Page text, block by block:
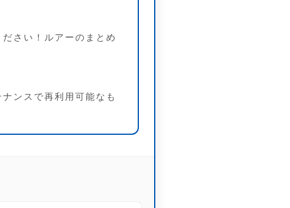
さい！ルアーのまとめ
ンスで再利用可能なも